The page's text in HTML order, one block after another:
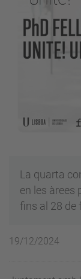
La quarta
en les àrees
fins al 28 de
19/12/2024